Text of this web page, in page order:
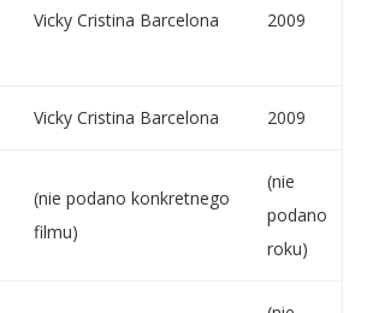
Vicky Cristina Barcelona 2009
Vicky Cristina Barcelona 2009
(nie podano konkretnego
filmu)
(nie
podano
roku)